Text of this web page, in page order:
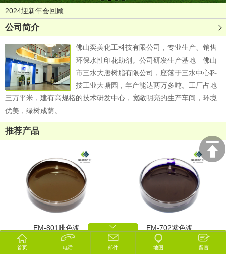
2024迎新年会回顾
冬至包饺子
公司简介
佛山奕美化工科技有限公司，专业生产、销售
环保水性印花助剂。公司研发生产基地—佛山
市三水大唐树脂有限公司，座落于三水中心科
技工业大塘园，年产能达两万多吨。工厂占地
三万平米，建有高规格的技术研发中心，宽敞明亮的生产车间，环境
优美，绿树成荫。
推荐产品
EM-801啡色浆 EM-702紫色浆
首页 电话 邮件 地图 留言